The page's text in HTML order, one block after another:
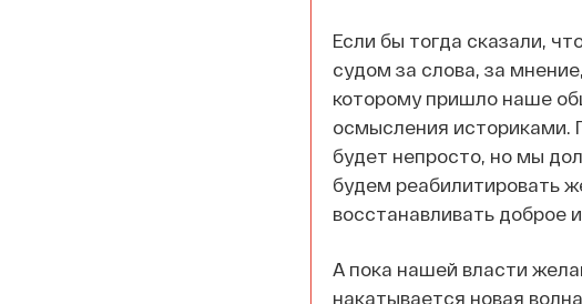
Если бы тогда сказали,
судом за слова, за
которому пришло наше
осмысления историками.
будет непросто, но мы
будем реабилитировать
восстанавливать доброе
А пока нашей власти
накатывается новая